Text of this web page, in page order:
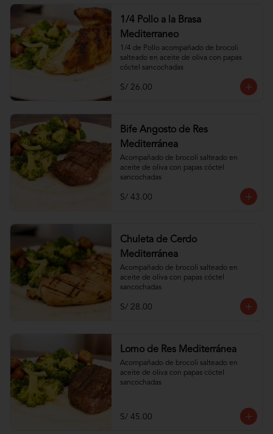
1/4 Pollo a la Brasa
Mediterraneo
1/4 de Pollo acompañado de brocoli
salteado en aceite de oliva con papas
cóctel sancochadas
S/ 26.00
Bife Angosto de Res
Mediterránea
Acompañado de brocoli salteado en
aceite de oliva con papas cóctel
sancochadas
S/ 43.00
Chuleta de Cerdo
Mediterránea
Acompañado de brocoli salteado en
aceite de oliva con papas cóctel
sancochadas
S/ 28.00
Lomo de Res Mediterránea
Acompañado de brocoli salteado en
aceite de oliva con papas cóctel
sancochadas
S/ 45.00